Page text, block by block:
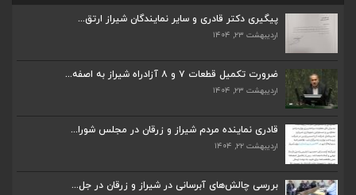
پیگیری دکتر قادری و سایر نمایندگان شیراز ارتق...
اردیبهشت ۲۳, ۱۴۰۴
ضرورت تکمیل قطعات ۷ و ۸ آزادراه شیراز به اصفه...
اردیبهشت ۲۳, ۱۴۰۴
قادری نماینده مردم شیراز و زرقان در مجلس شورا...
اردیبهشت ۲۲, ۱۴۰۴
بررسی چالش‌های آبرسانی در شیراز و زرقان در جل...
ضرورت تکمیل قطعات ۷ و ۸ آزادراه شیراز به اصفه...
قادری نماینده مردم شیراز و زرقان در مجلس شورا...